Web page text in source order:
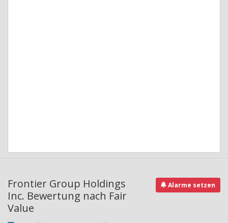
Frontier Group Holdings
Inc. Bewertung nach Fair
Value
Alarme setzen